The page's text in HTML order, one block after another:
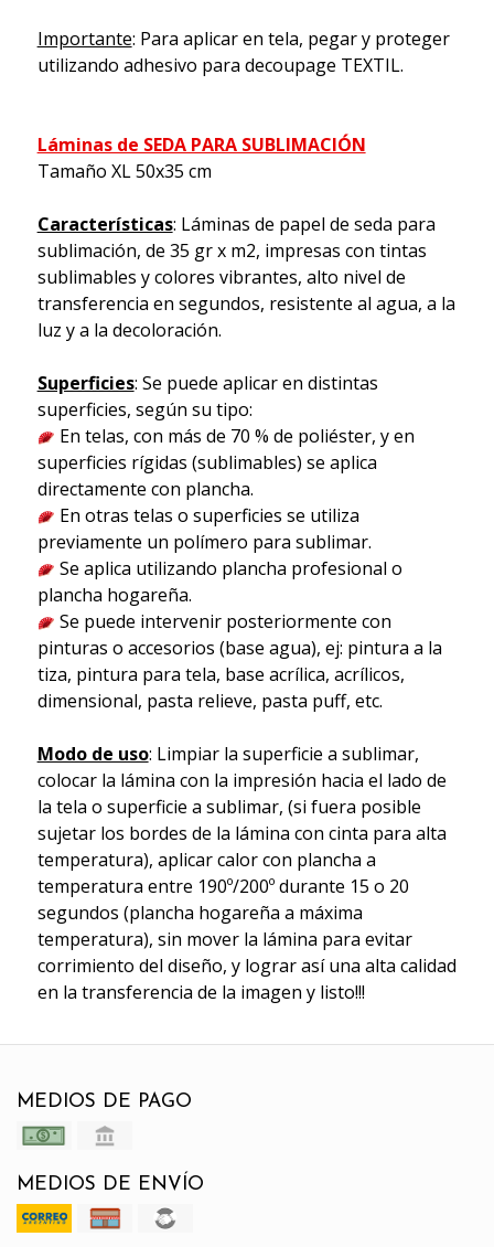
Importante: Para aplicar en tela, pegar y proteger
utilizando adhesivo para decoupage TEXTIL.
Láminas de SEDA PARA SUBLIMACIÓN
Tamaño XL 50x35 cm
Características: Láminas de papel de seda para
sublimación, de 35 gr x m2, impresas con tintas
sublimables y colores vibrantes, alto nivel de
transferencia en segundos, resistente al agua, a la
luz y a la decoloración.
Superficies: Se puede aplicar en distintas
superficies, según su tipo:
En telas, con más de 70 % de poliéster, y en
superficies rígidas (sublimables) se aplica
directamente con plancha.
En otras telas o superficies se utiliza
previamente un polímero para sublimar.
Se aplica utilizando plancha profesional o
plancha hogareña.
Se puede intervenir posteriormente con
pinturas o accesorios (base agua), ej: pintura a la
tiza, pintura para tela, base acrílica, acrílicos,
dimensional, pasta relieve, pasta puff, etc.
Modo de uso: Limpiar la superficie a sublimar,
colocar la lámina con la impresión hacia el lado de
la tela o superficie a sublimar, (si fuera posible
sujetar los bordes de la lámina con cinta para alta
temperatura), aplicar calor con plancha a
temperatura entre 190º/200º durante 15 o 20
segundos (plancha hogareña a máxima
temperatura), sin mover la lámina para evitar
corrimiento del diseño, y lograr así una alta calidad
en la transferencia de la imagen y listo!!!
MEDIOS DE PAGO
MEDIOS DE ENVÍO